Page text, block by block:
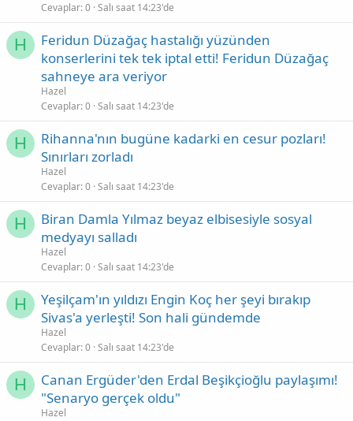
Cevaplar 0 Salı saat 14:23'de
H
Feridun Düzağaç hastalığı yüzünden
konserlerini tek tek iptal etti! Feridun Düzağaç
sahneye ara veriyor
Hazel
Cevaplar 0 Salı saat 14:23'de
H
Rihanna'nın bugüne kadarki en cesur pozları!
Sınırları zorladı
Hazel
Cevaplar 0 Salı saat 14:23'de
H
Biran Damla Yılmaz beyaz elbisesiyle sosyal
medyayı salladı
Hazel
Cevaplar 0 Salı saat 14:23'de
H
Yeşilçam'ın yıldızı Engin Koç her şeyi bırakıp
Sivas'a yerleşti! Son hali gündemde
Hazel
Cevaplar 0 Salı saat 14:23'de
H
Canan Ergüder'den Erdal Beşikçioğlu paylaşımı!
"Senaryo gerçek oldu"
Hazel